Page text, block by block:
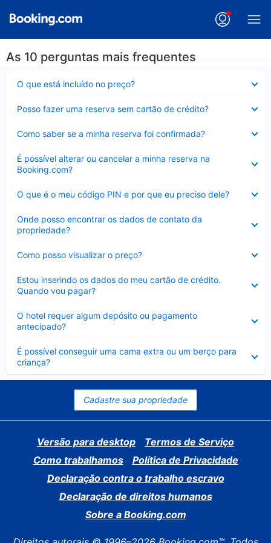
As 10 perguntas mais frequentes
O que está incluído no preço?
Posso fazer uma reserva sem cartão de crédito?
Como saber se a minha reserva foi confirmada?
É possível alterar ou cancelar a minha reserva na
Booking.com?
Contraído
O que é o meu código PIN e por que eu preciso dele?
Onde posso encontrar os dados de contato da
propriedade?
Como posso visualizar o preço?
Estou inserindo os dados do meu cartão de crédito.
Quando vou pagar?
O hotel requer algum depósito ou pagamento
antecipado?
É possível conseguir uma cama extra ou um berço para
criança?
Contraído
Cadastre sua propriedade
Versão para desktop
Termos de Serviço
Como trabalhamos
Política de Privacidade
Declaração contra o trabalho escravo
Declaração de direitos humanos
Sobre a Booking.com